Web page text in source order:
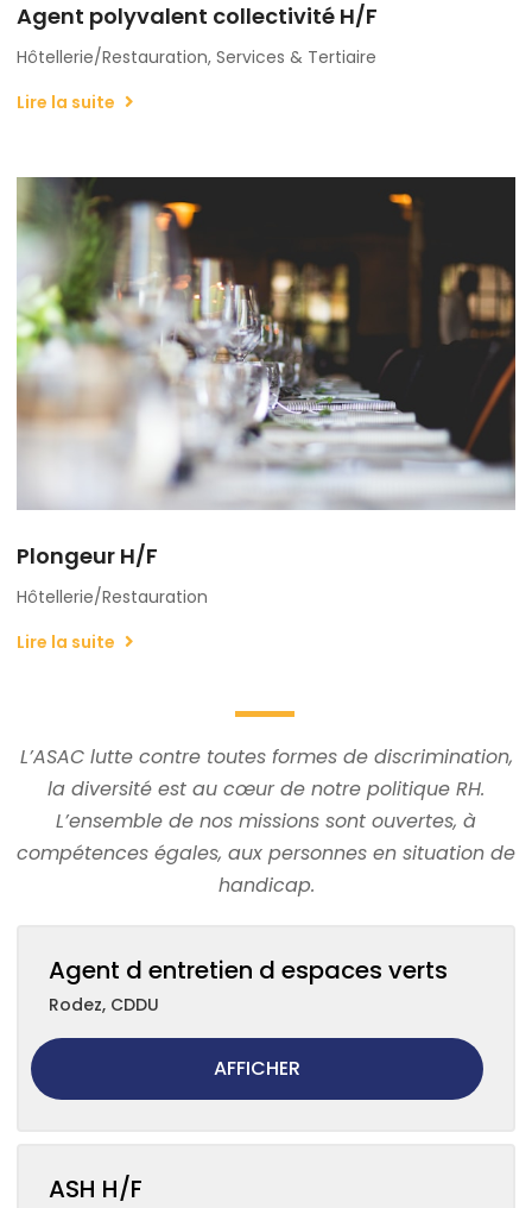
Agent polyvalent collectivité H/F
Hôtellerie/Restauration, Services & Tertiaire
Lire la suite
Plongeur H/F
Hôtellerie/Restauration
Lire la suite
L’ASAC lutte contre toutes formes de discrimination,
la diversité est au cœur de notre politique RH.
L’ensemble de nos missions sont ouvertes, à
compétences égales, aux personnes en situation de
handicap.
Agent d entretien d espaces verts
Rodez, CDDU
AFFICHER
ASH H/F